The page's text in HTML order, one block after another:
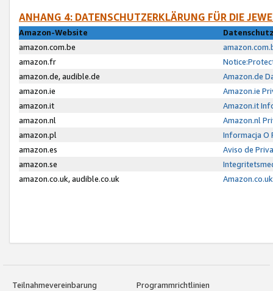
ANHANG 4: DATENSCHUTZERKLÄRUNG FÜR DIE
Amazon-Website
amazon.com.be
amazon.fr
amazon.de, audible.de
Amazon.de
amazon.ie
Amazon.ie
amazon.it
Amazon.it
amazon.nl
Amazon.nl
amazon.pl
Informacja O
amazon.es
Aviso de
amazon.se
amazon.co.uk, audible.co.uk
Teilnahmevereinbarung
Programmrichtlinien